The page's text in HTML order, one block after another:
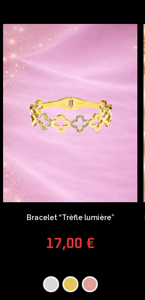
Bracelet “Trèfle lumière”
17,00 €